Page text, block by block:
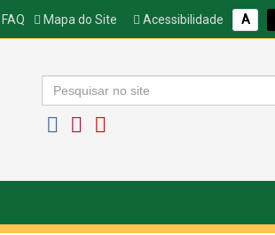
FAQ Mapa do Site Acessibilidade A